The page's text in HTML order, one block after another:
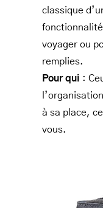
classique
voyager ou
remplies.
Pour qui :
à sa place,
vous.